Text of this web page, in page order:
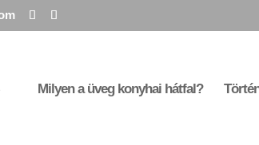
Milyen a üveg konyhai hátfal?